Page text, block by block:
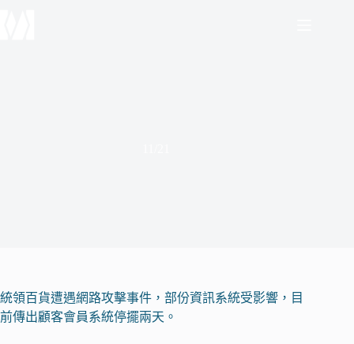
統領百貨遭遇網路攻擊事件，部份資訊系統受影響，目
前傳出顧客會員系統停擺兩天。